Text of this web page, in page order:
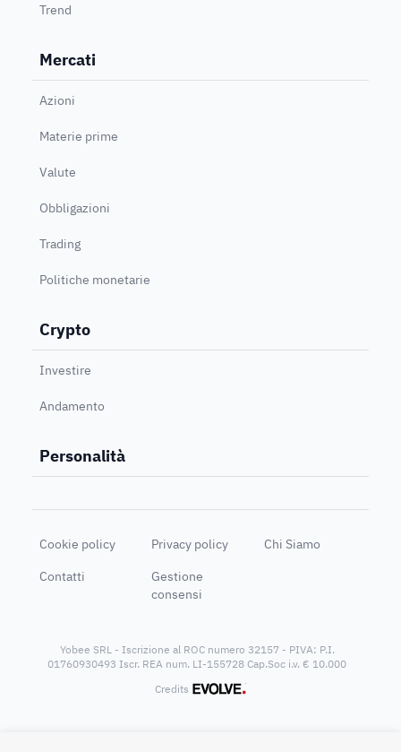
Trend
Mercati
Azioni
Materie prime
Valute
Obbligazioni
Trading
Politiche monetarie
Crypto
Investire
Andamento
Personalità
Cookie policy Privacy policy
Chi Siamo
Contatti
Gestione
consensi
Yobee SRL - Iscrizione al ROC numero 32157 - PIVA: P.I.
01760930493 Iscr. REA num. LI-155728 Cap.Soc i.v. € 10.000
Credits
®